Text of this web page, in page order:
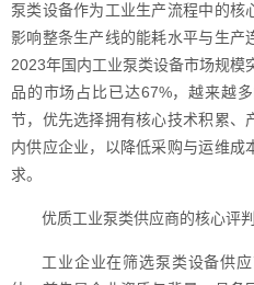
泵类设备作为工业生产流程中的
影响整条生产线的能耗水平与生产
2023年国内工业泵类设备市场规模
品的市场占比已达67%，越来越
节，优先选择拥有核心技术积累、
内供应企业，以降低采购与运维成
求。
优质工业泵类供应商的核心评
工业企业在筛选泵类设备供